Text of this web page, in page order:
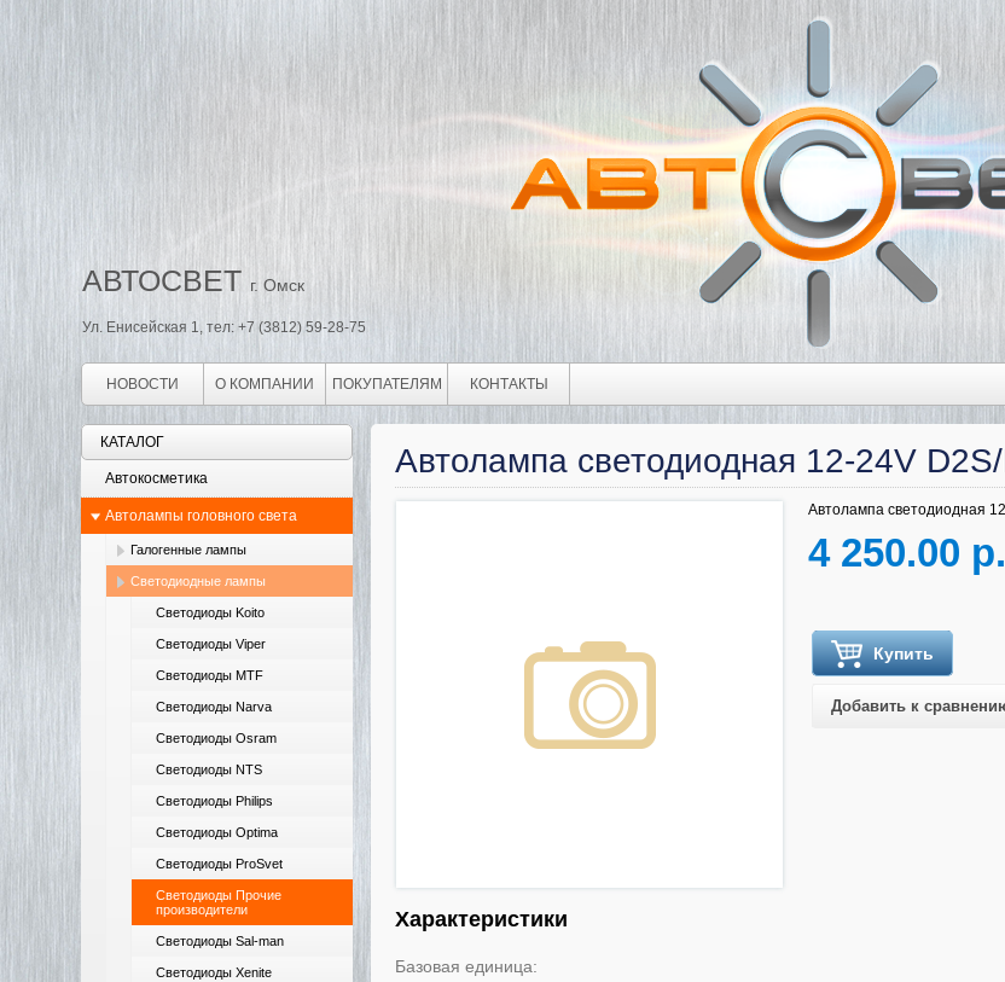
АВТОСВЕТ г. Омск
Ул. Енисейская 1, тел: +7 (3812) 59-28-75
НОВОСТИ О КОМПАНИИ ПОКУПАТЕЛЯМ КОНТАКТЫ
КАТАЛОГ
Автокосметика
Автолампы головного света
Галогенные лампы
Светодиодные лампы
Светодиоды Koito
Светодиоды Viper
Светодиоды MTF
Светодиоды Narva
Светодиоды Osram
Светодиоды NTS
Светодиоды Philips
Светодиоды Optima
Светодиоды ProSvet
Светодиоды Прочие
производители
Светодиоды Sal-man
Светодиоды Xenite
Автолампа светодиодная 12-24V
Автолампа светодиодная
4 250.00 р.
Купить
Добавить к
Характеристики
Базовая единица: